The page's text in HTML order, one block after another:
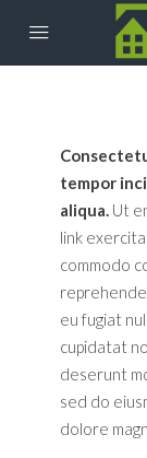
tempor
aliqua. Ut
link
commodo
eu fugiat
cupidatat
deserunt
sed do
dolore